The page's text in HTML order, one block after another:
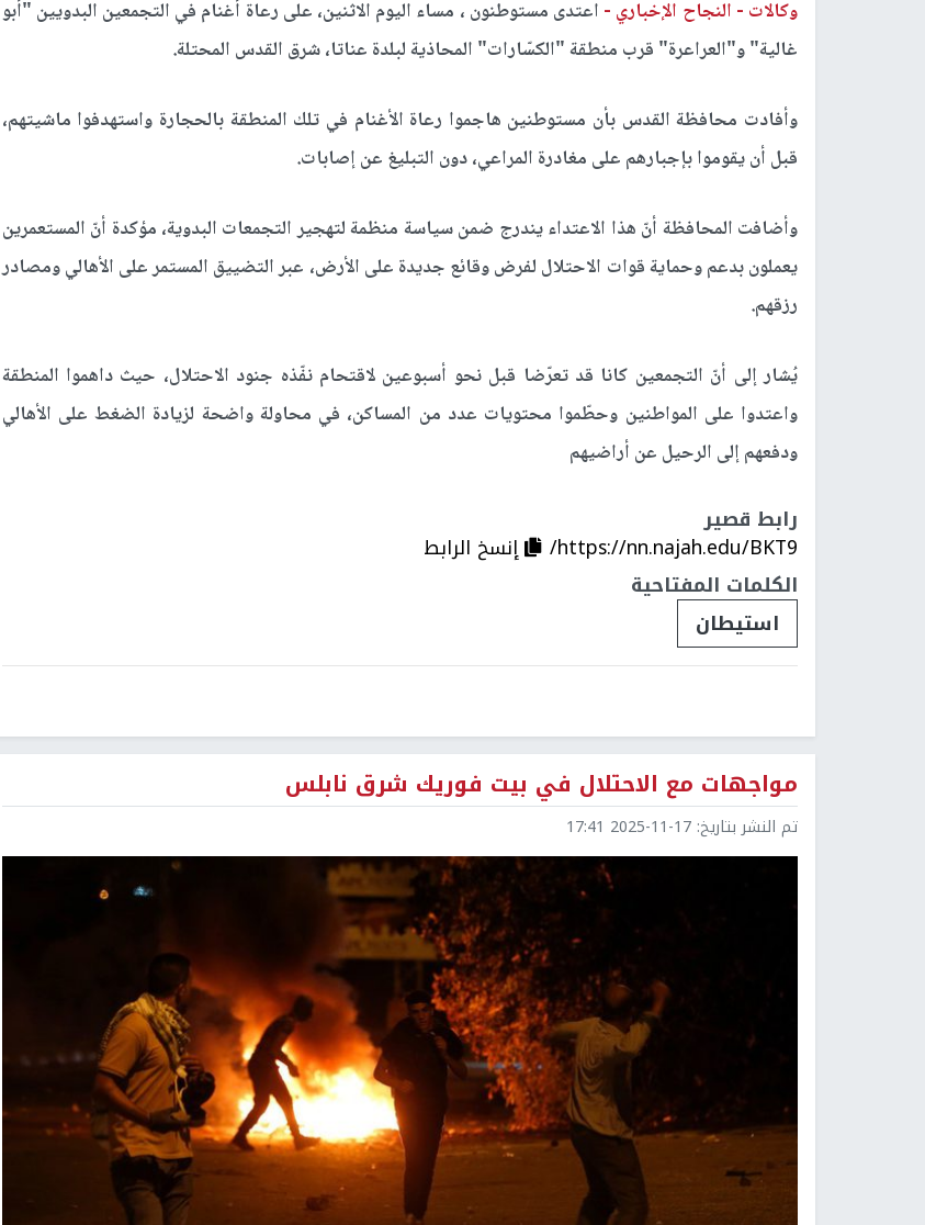
وكالات - النجاح الإخباري - اعتدى مستوطنون ، مساء اليوم الاثنين، على رعاة أغنام في التجمعين البدويين "أبو
غالية" و"العراعرة" قرب منطقة "الكسّارات" المحاذية لبلدة عناتا، شرق القدس المحتلة.
وأفادت محافظة القدس بأن مستوطنين هاجموا رعاة الأغنام في تلك المنطقة بالحجارة واستهدفوا ماشيتهم،
قبل أن يقوموا بإجبارهم على مغادرة المراعي، دون التبليغ عن إصابات.
وأضافت المحافظة أنّ هذا الاعتداء يندرج ضمن سياسة منظمة لتهجير التجمعات البدوية، مؤكدة أنّ المستعمرين
يعملون بدعم وحماية قوات الاحتلال لفرض وقائع جديدة على الأرض، عبر التضييق المستمر على الأهالي ومصادر
رزقهم.
يُشار إلى أنّ التجمعين كانا قد تعرّضا قبل نحو أسبوعين لاقتحام نفّذه جنود الاحتلال، حيث داهموا المنطقة
واعتدوا على المواطنين وحطّموا محتويات عدد من المساكن، في محاولة واضحة لزيادة الضغط على الأهالي
ودفعهم إلى الرحيل عن أراضيهم
رابط قصير
https://nn.najah.edu/BKT9/
إنسخ الرابط
الكلمات المفتاحية
استيطان
مواجهات مع الاحتلال في بيت فوريك شرق نابلس
تم النشر بتاريخ: 2025-11-17 17:41